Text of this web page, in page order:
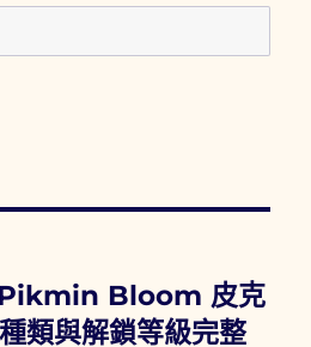
Pikmin Bloom 皮克
類與解鎖等級完整